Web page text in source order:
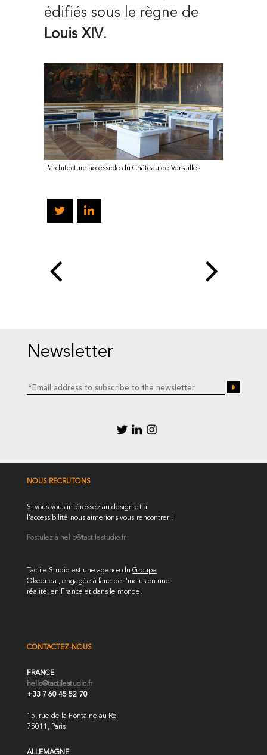
édifiés sous le règne de
Louis XIV.
L'architecture accessible du Château de Versailles
Newsletter
NOUS RECRUTONS
Si vous vous intéressez au design et à
l'accessibilité nous aimerions vous rencontrer !
Postulez à hello@tactilestudio.fr
Tactile Studio est une agence duGroupe
Okeenea , engagée à faire de l'inclusion une
réalité, en France et dans le monde.
CONTACTEZ-NOUS
FRANCE
hello@tactilestudio.fr
+33 7 60 45 52 70
15, rue de la Fontaine au Roi
75011, Paris
ALLEMAGNE